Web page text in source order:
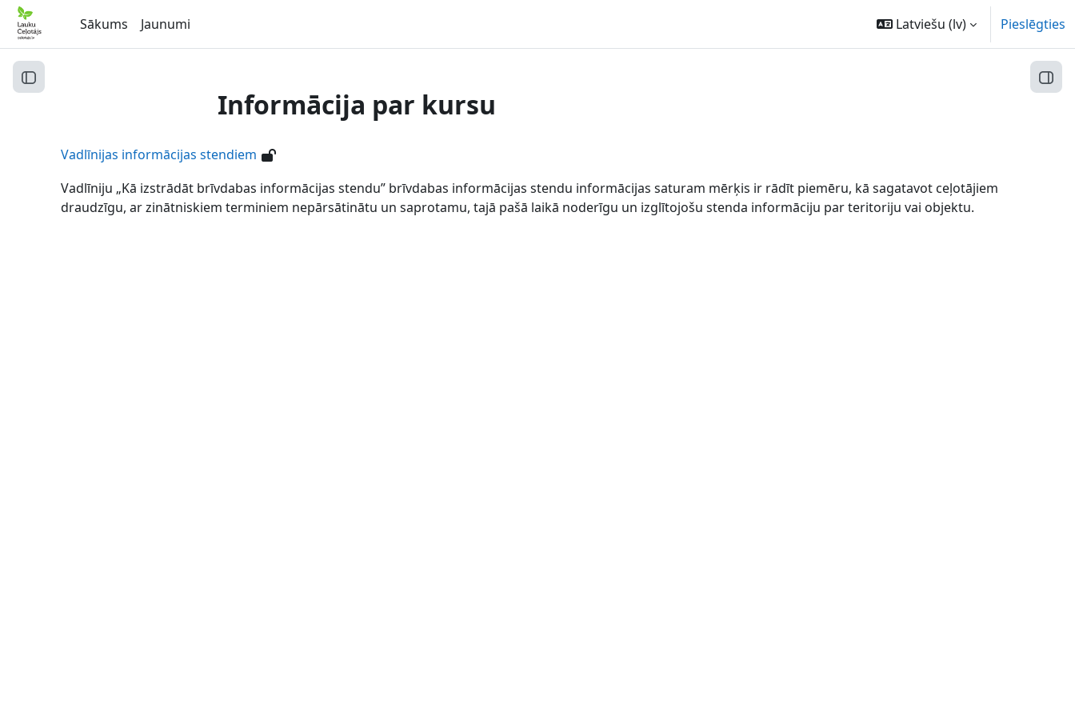
Atvērt galveno saturu
Sākums
Jaunumi Latviešu ‎(lv)‎ Pieslēgties
Atvērt kursu indeksu
Informācija par kursu
Vadlīnijas informācijas stendiem
Vadlīniju „Kā izstrādāt brīvdabas informācijas stendu” brīvdabas informācijas stendu informācijas saturam mērķis ir rādīt piemēru, kā sagatavot ceļotājiem
draudzīgu, ar zinātniskiem terminiem nepārsātinātu un saprotamu, tajā pašā laikā noderīgu un izglītojošu stenda informāciju par teritoriju vai objektu.